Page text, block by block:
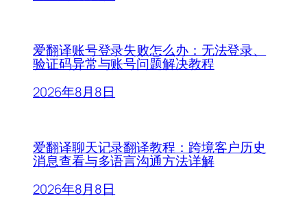
爱翻译账号登录失败怎么办：无法登录、
验证码异常与账号问题解决教程
2026年8月8日
爱翻译聊天记录翻译教程：跨境客户历史
消息查看与多语言沟通方法详解
2026年8月8日